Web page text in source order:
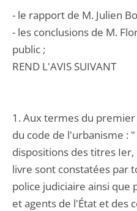
- le rapport de M. Julien
- les conclusions de M.
public ;
REND L'AVIS SUIVANT
1. Aux termes du premier
du code de l'urbanisme :
dispositions des titres
livre sont constatées par
police judiciaire ainsi que
et agents de l'État et des